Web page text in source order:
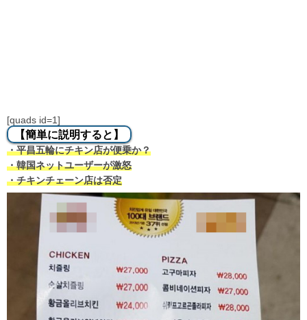
[quads id=1]
【簡単に説明すると】
・平昌五輪にチキン店が便乗か？
・韓国ネットユーザーが激怒
・チキンチェーン店は否定